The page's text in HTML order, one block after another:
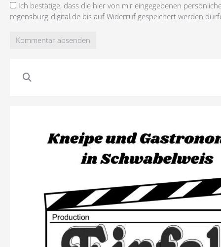
Ich bestätige, dass die hier von mir eingegebenen
regensburg-digital.de bis auf Widerruf gespeichert werden
Kommentar absenden